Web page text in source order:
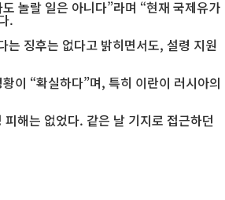
놀랄 일은 아니다”라며 “현재 국제유가
.
는 징후는 없다고 밝히면서도, 설령 지원
이 “확실하다”며, 특히 이란이 러시아의
해는 없었다. 같은 날 기지로 접근하던